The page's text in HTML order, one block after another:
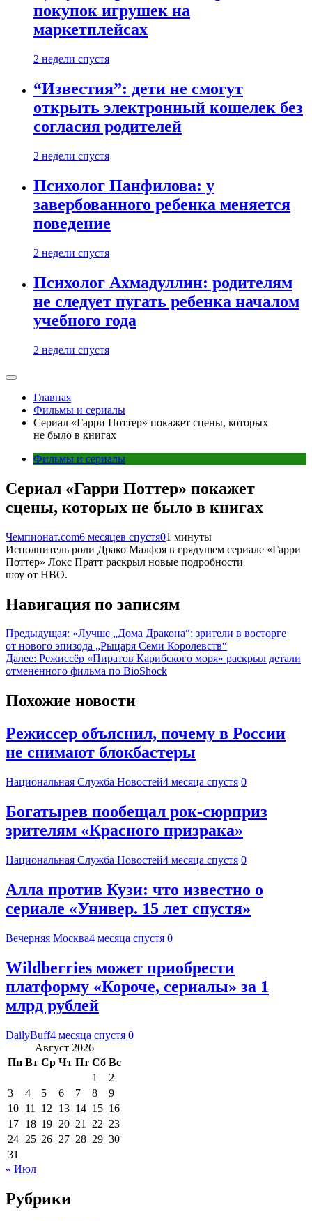
покупок игрушек на
маркетплейсах
2 недели спустя
“Известия”: дети не смогут
открыть электронный кошелек без
согласия родителей
2 недели спустя
Психолог Панфилова: у
завербованного ребенка меняется
поведение
2 недели спустя
Психолог Ахмадуллин: родителям
не следует пугать ребенка началом
учебного года
2 недели спустя
Главная
Фильмы и сериалы
Сериал «Гарри Поттер» покажет сцены, которых
не было в книгах
Фильмы и сериалы
Сериал «Гарри Поттер» покажет
сцены, которых не было в книгах
Чемпионат.com6 месяцев спустя01 минуты
Исполнитель роли Драко Малфоя в грядущем сериале «Гарри
Поттер» Локс Пратт раскрыл новые подробности
шоу от HBO.
Навигация по записям
Предыдущая: «Лучше „Дома Дракона“: зрители в восторге
от нового эпизода „Рыцаря Семи Королевств“
Далее: Режиссёр «Пиратов Карибского моря» раскрыл детали
отменённого фильма по BioShock
Похожие новости
Режиссер объяснил, почему в России
не снимают блокбастеры
Национальная Служба Новостей4 месяца спустя 0
Богатырев пообещал рок-сюрприз
зрителям «Красного призрака»
Национальная Служба Новостей4 месяца спустя 0
Алла против Кузи: что известно о
сериале «Универ. 15 лет спустя»
Вечерняя Москва4 месяца спустя 0
Wildberries может приобрести
платформу «Короче, сериалы» за 1
млрд рублей
DailyBuff4 месяца спустя 0
Август 2026
Пн Вт Ср Чт Пт Сб Вс
1
2
3
4 5 6 7 8
9
10 11 12 13 14 15 16
17 18 19 20 21 22 23
24 25 26 27 28 29 30
31
« Июл
Рубрики